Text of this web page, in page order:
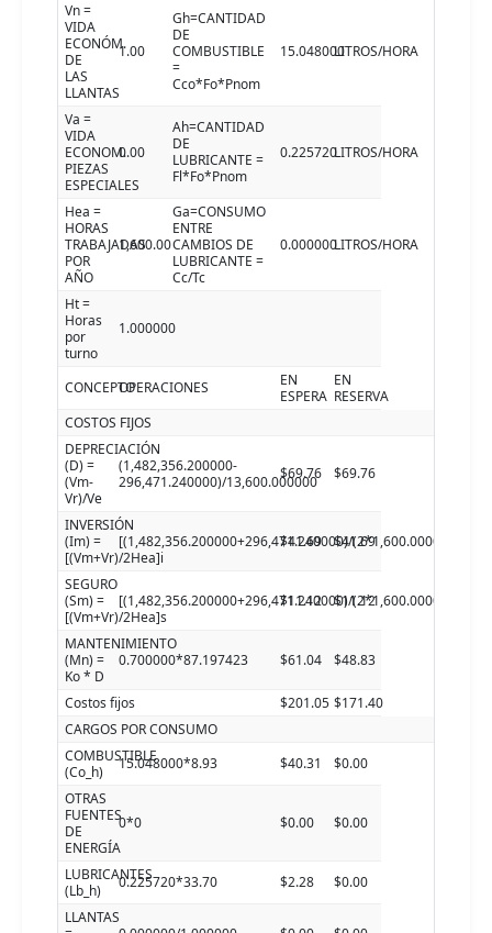
Vn =
VIDA
ECONÓM.
DE
LAS
LLANTAS
1.00
Gh=CANTIDAD
DE
COMBUSTIBLE
=
Cco*Fo*Pnom
15.048000LITROS/HORA
Va =
VIDA
ECONOM.
PIEZAS
ESPECIALES
0.00
Ah=CANTIDAD
DE
LUBRICANTE =
Fl*Fo*Pnom
0.225720LITROS/HORA
Hea =
HORAS
TRABAJADAS
POR
AÑO
1,600.00
Ga=CONSUMO
ENTRE
CAMBIOS DE
LUBRICANTE =
Cc/Tc
0.000000LITROS/HORA
Ht =
Horas
por
turno
1.000000
CONCEPTOOPERACIONES
EN
ESPERA
EN
RESERVA
COSTOS FIJOS
DEPRECIACIÓN
(D) =
(Vm-
Vr)/Ve
(1,482,356.200000-
296,471.240000)/13,600.000000
$69.76 $69.76
INVERSIÓN
(Im) =
[(Vm+Vr)/2Hea]i
[(1,482,356.200000+296,471.240000)/
$41.69 $41.69
SEGURO
(Sm) =
[(Vm+Vr)/2Hea]s
[(1,482,356.200000+296,471.240000)/
$11.12 $11.12
MANTENIMIENTO
(Mn) =
Ko * D
0.700000*87.197423 $61.04 $48.83
Costos fijos $201.05 $171.40
CARGOS POR CONSUMO
COMBUSTIBLE
(Co_h)
15.048000*8.93 $40.31
$0.00
OTRAS
FUENTES
DE
ENERGÍA
0*0 $0.00 $0.00
LUBRICANTES
(Lb_h)
0.225720*33.70 $2.28
$0.00
LLANTAS